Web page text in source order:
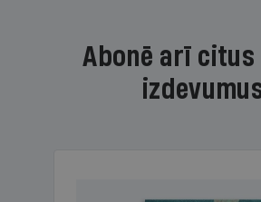
Abonē arī citus